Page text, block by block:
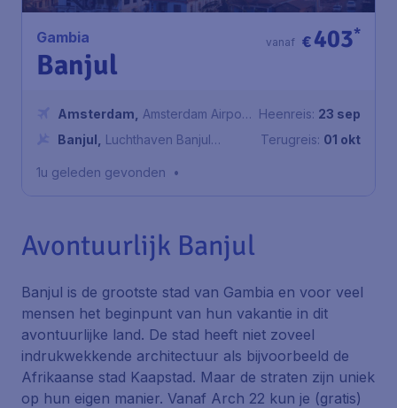
Gambia
Banjul
€403*
vanaf
Amsterdam
Amsterdam Airport
Schiphol
Banjul
Luchthaven Banjul
Heenreis: 23 sep
Terugreis: 01 okt
1u geleden gevonden •
Avontuurlijk Banjul
Banjul is de grootste stad van Gambia en voor veel
mensen het beginpunt van hun vakantie in dit
avontuurlijke land. De stad heeft niet zoveel
indrukwekkende architectuur als bijvoorbeeld de
Afrikaanse stad Kaapstad. Maar de straten zijn uniek
op hun eigen manier. Vanaf Arch 22 kun je (gratis)